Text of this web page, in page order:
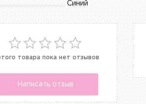
Синий
товара пока нет отзывов
Написать отзыв